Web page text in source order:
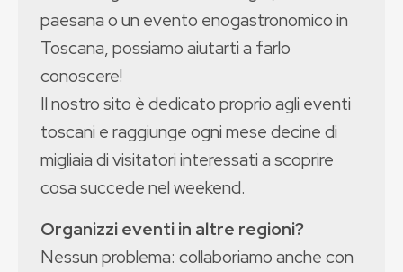
paesana o un evento enogastronomico in
Toscana, possiamo aiutarti a farlo
conoscere!
Il nostro sito è dedicato proprio agli eventi
toscani e raggiunge ogni mese decine di
migliaia di visitatori interessati a scoprire
cosa succede nel weekend.
Organizzi eventi in altre regioni?
Nessun problema: collaboriamo anche con